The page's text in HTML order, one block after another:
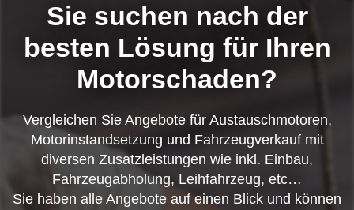
Sie suchen nach der
besten Lösung für Ihren
Motorschaden?
Vergleichen Sie Angebote für Austauschmotoren,
Motorinstandsetzung und Fahrzeugverkauf mit
diversen Zusatzleistungen wie inkl. Einbau,
Fahrzeugabholung, Leihfahrzeug, etc…
Sie haben alle Angebote auf einen Blick und können